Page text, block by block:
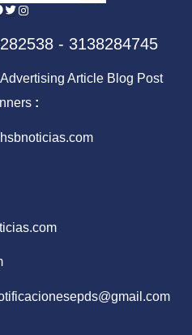
Twitter
Instagram
- 3138284745
Article Blog Post
: